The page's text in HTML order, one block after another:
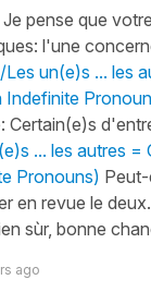
pense que
l'une
un(e)s ... les
Certain(e)s
... les autres =
Pronouns)
en revue le
sùr, bonne
ago